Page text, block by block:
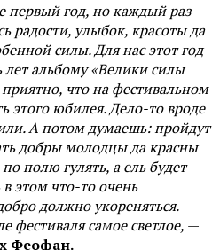
год, но каждый раз
радости, улыбок, красоты да
силы. Для нас этот год
альбому «Велики силы
что на фестивальном
этого юбилея. Дело-то вроде
А потом думаешь: пройдут
добры молодцы да красны
полю гулять, а ель будет
в этом что-то очень
должно укореняться.
фестиваля самое светлое, —
Феофан.